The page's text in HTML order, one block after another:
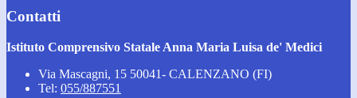
Contatti
Istituto Comprensivo Statale Anna Maria Luisa de' Medici
Via Mascagni, 15 50041- CALENZANO (FI)
Tel: 055/887551